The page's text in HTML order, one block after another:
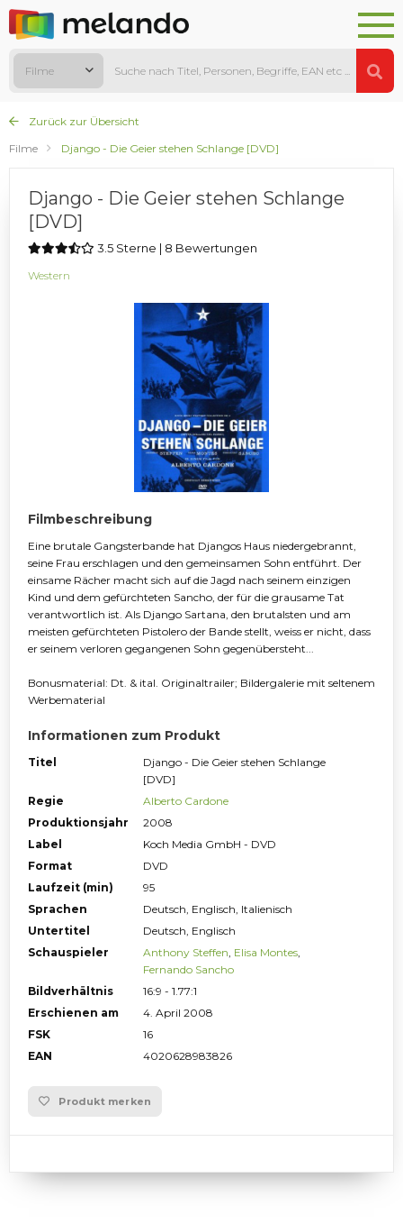
Filme
Zurück zur Übersicht
Filme
Django - Die Geier stehen Schlange [DVD]
Django - Die Geier stehen Schlange
[DVD]
3.5 Sterne | 8 Bewertungen
Western
Filmbeschreibung
Eine brutale Gangsterbande hat Djangos Haus niedergebrannt,
seine Frau erschlagen und den gemeinsamen Sohn entführt. Der
einsame Rächer macht sich auf die Jagd nach seinem einzigen
Kind und dem gefürchteten Sancho, der für die grausame Tat
verantwortlich ist. Als Django Sartana, den brutalsten und am
meisten gefürchteten Pistolero der Bande stellt, weiss er nicht, dass
er seinem verloren gegangenen Sohn gegenübersteht...
Bonusmaterial: Dt. & ital. Originaltrailer; Bildergalerie mit seltenem
Werbematerial
Informationen zum Produkt
Titel
Django - Die Geier stehen Schlange
[DVD]
Regie
Alberto Cardone
Produktionsjahr
2008
Label
Koch Media GmbH - DVD
Format
DVD
Laufzeit (min)
95
Sprachen
Deutsch, Englisch, Italienisch
Untertitel
Deutsch, Englisch
Schauspieler
Anthony Steffen Elisa Montes
Fernando Sancho
Bildverhältnis
16:9 - 1.77:1
Erschienen am
4. April 2008
FSK
16
EAN
4020628983826
Produkt merken